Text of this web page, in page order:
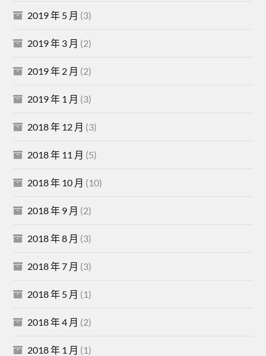
2019 年 5 月 (3)
2019 年 3 月 (2)
2019 年 2 月 (2)
2019 年 1 月 (3)
2018 年 12 月 (3)
2018 年 11 月 (5)
2018 年 10 月 (10)
2018 年 9 月 (2)
2018 年 8 月 (3)
2018 年 7 月 (3)
2018 年 5 月 (1)
2018 年 4 月 (2)
2018 年 1 月 (1)